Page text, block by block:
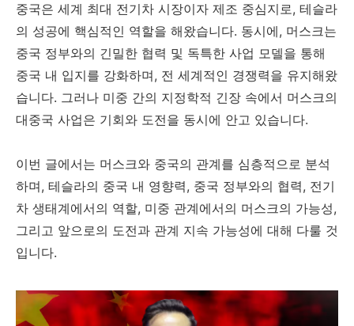
중국은 세계 최대 전기차 시장이자 제조 중심지로, 테슬라
의 성공에 핵심적인 역할을 해왔습니다. 동시에, 머스크는
중국 정부와의 긴밀한 협력 및 독특한 사업 모델을 통해
중국 내 입지를 강화하며, 전 세계적인 경쟁력을 유지해왔
습니다. 그러나 미중 간의 지정학적 긴장 속에서 머스크의
대중국 사업은 기회와 도전을 동시에 안고 있습니다.
이번 글에서는 머스크와 중국의 관계를 심층적으로 분석
하며, 테슬라의 중국 내 영향력, 중국 정부와의 협력, 전기
차 생태계에서의 역할, 미중 관계에서의 머스크의 가능성,
그리고 앞으로의 도전과 관계 지속 가능성에 대해 다룰 것
입니다.